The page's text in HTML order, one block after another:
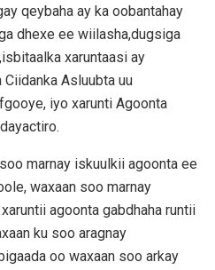
qeybaha ay ka oobantahay
dhexe ee wiilasha,dugsiga
xaruntaasi ay
Asluubta uu
iyo xarunti Agoonta
marnay iskuulkii agoonta ee
waxaan soo marnay
agoonta gabdhaha runtii
ku soo aragnay
oo waxaan soo arkay